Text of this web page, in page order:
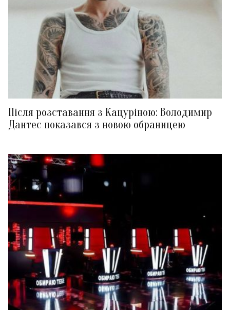
Після розставання з Кацуріною: Володимир
Дантес показався з новою обраницею